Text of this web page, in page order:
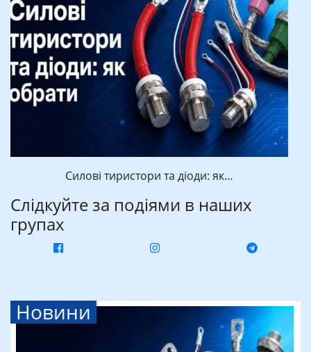
Силові тиристори та діоди: як…
Слідкуйте за подіями в наших
групах
Новини